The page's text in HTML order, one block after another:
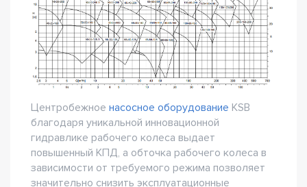
Центробежное насосное оборудование KSB
благодаря уникальной инновационной
гидравлике рабочего колеса выдает
повышенный КПД, а обточка рабочего колеса в
зависимости от требуемого режима позволяет
значительно снизить эксплуатационные